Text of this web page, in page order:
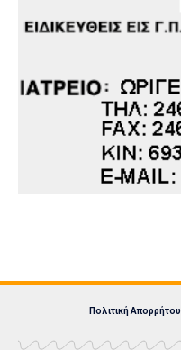
Πολιτική Απορρήτου